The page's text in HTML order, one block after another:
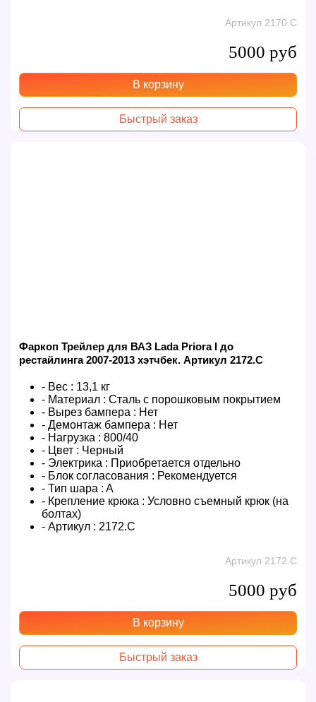
Артикул 2170.C
5000 руб
В корзину
Быстрый заказ
Фаркоп Трейлер для ВАЗ Lada Priora I до
рестайлинга 2007-2013 хэтчбек. Артикул 2172.C
- Вес : 13,1 кг
- Материал : Сталь с порошковым покрытием
- Вырез бампера : Нет
- Демонтаж бампера : Нет
- Нагрузка : 800/40
- Цвет : Черный
- Электрика : Приобретается отдельно
- Блок согласования : Рекомендуется
- Тип шара : A
- Крепление крюка : Условно съемный крюк (на
болтах)
- Артикул : 2172.C
Артикул 2172.C
5000 руб
В корзину
Быстрый заказ